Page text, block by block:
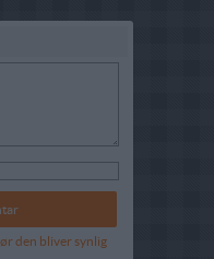
den bliver synlig